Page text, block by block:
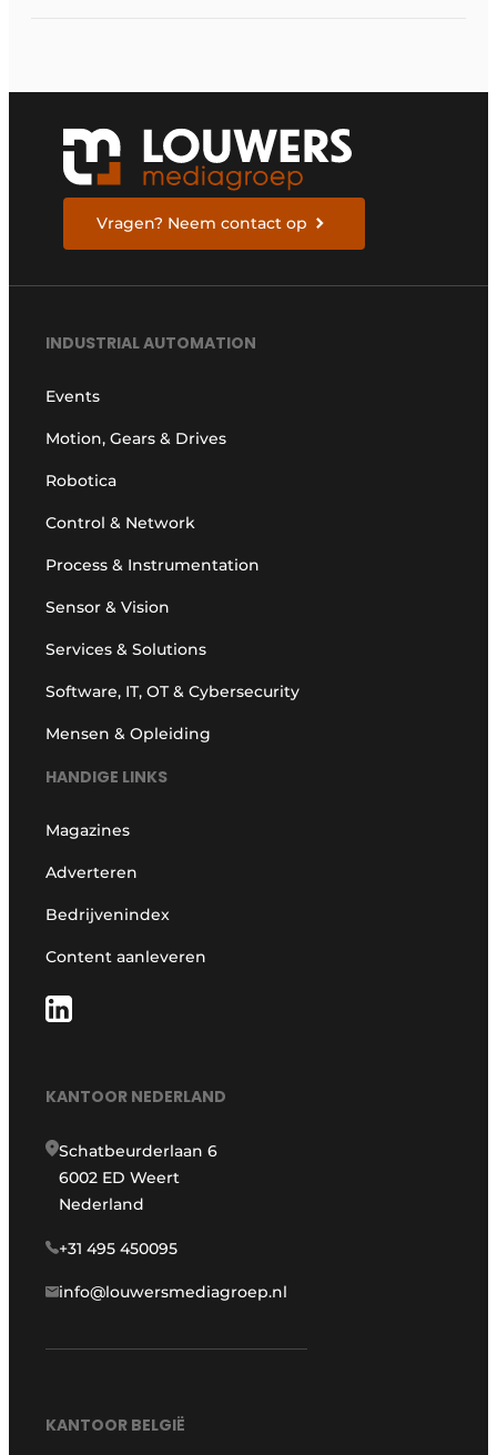
Vragen? Neem contact op
INDUSTRIAL AUTOMATION
Events
Motion, Gears & Drives
Robotica
Control & Network
Process & Instrumentation
Sensor & Vision
Services & Solutions
Software, IT, OT & Cybersecurity
Mensen & Opleiding
HANDIGE LINKS
Magazines
Adverteren
Bedrijvenindex
Content aanleveren
KANTOOR NEDERLAND
Schatbeurderlaan 6
6002 ED Weert
Nederland
+31 495 450095
info@louwersmediagroep.nl
KANTOOR BELGIË